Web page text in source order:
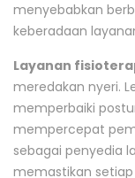
menyebabkan
keberadaan
Layanan
meredakan nyeri.
memperbaiki
mempercepat
sebagai penyedia
memastikan